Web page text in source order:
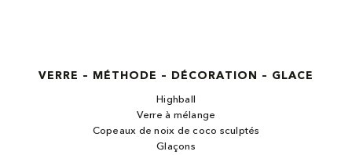
VERRE – MÉTHODE – DÉCORATION – GLACE
Highball
Verre à mélange
Copeaux de noix de coco sculptés
Glaçons